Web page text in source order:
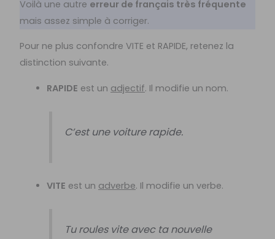
Voilà une autre erreur de français très fréquente
mais assez simple à corriger.
Pour ne plus confondre VITE et RAPIDE, retenez la
distinction suivante.
RAPIDE est un adjectif. Il modifie un nom.
C’est une voiture rapide.
VITE est un adverbe. Il modifie un verbe.
Tu roules vite avec ta nouvelle